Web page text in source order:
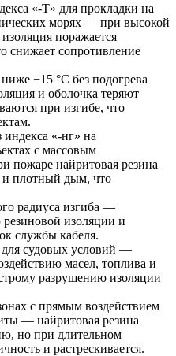
«-Т» для прокладки на
морях — при высокой
поражается
снижает сопротивление
−15 °C без подогрева
и оболочка теряют
при изгибе, что
индекса «-нг» на
с массовым
найритовая резина
и плотный дым, что
радиуса изгиба —
изоляции и
службы кабеля.
судовых условий —
масел, топлива и
разрушению изоляции
с прямым воздействием
— найритовая резина
но при длительном
и растрескивается.